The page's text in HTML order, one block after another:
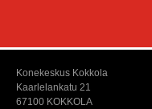
Konekeskus Kokkola
Kaarlelankatu 21
67100 KOKKOLA